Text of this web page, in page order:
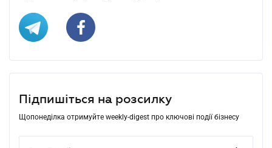
Підпишіться на розсилку
Щопонеділка отримуйте weekly-digest про ключові події бізнесу